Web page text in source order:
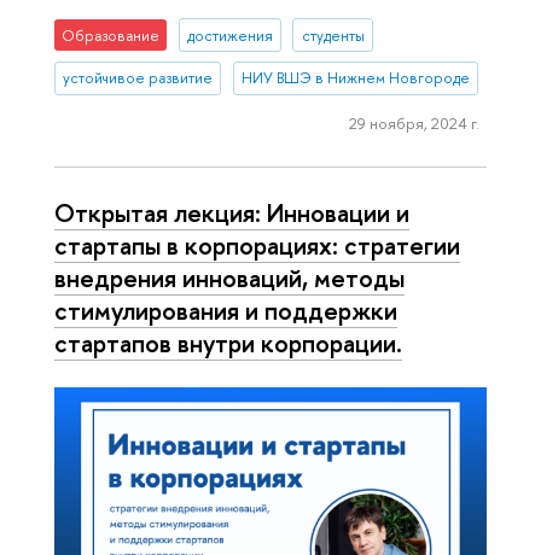
Образование достижения студенты
устойчивое развитие НИУ ВШЭ в Нижнем Новгороде
29 ноября, 2024 г.
Открытая лекция: Инновации и
стартапы в корпорациях: стратегии
внедрения инноваций, методы
стимулирования и поддержки
стартапов внутри корпорации.